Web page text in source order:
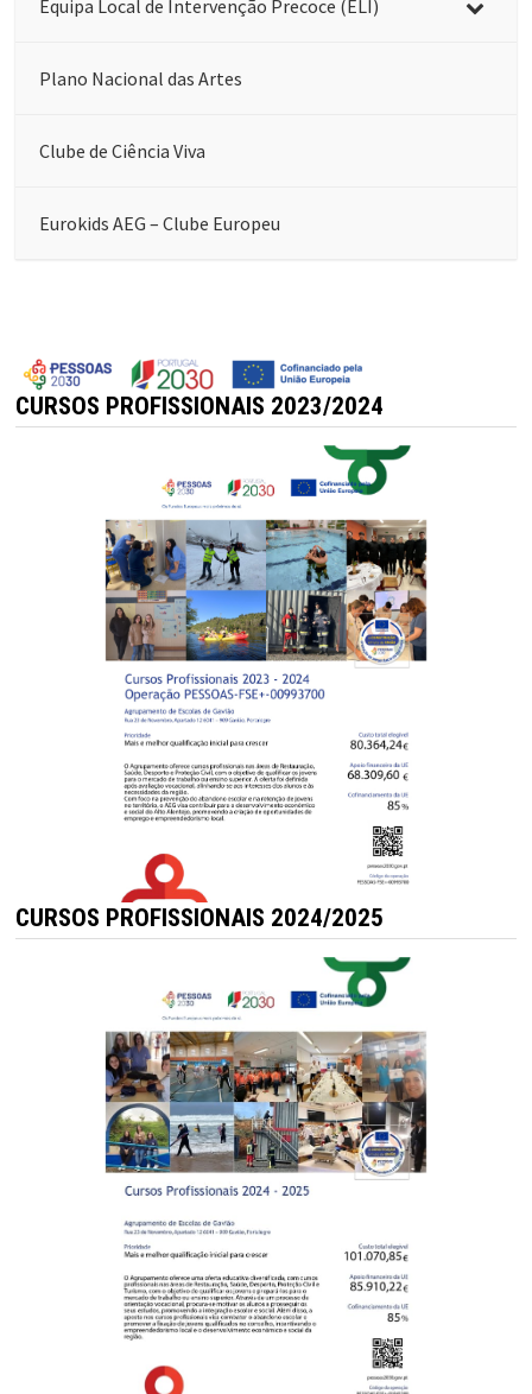
Equipa Local de Intervenção Precoce (ELI)
Plano Nacional das Artes
Clube de Ciência Viva
Eurokids AEG – Clube Europeu
CURSOS PROFISSIONAIS 2023/2024
CURSOS PROFISSIONAIS 2024/2025